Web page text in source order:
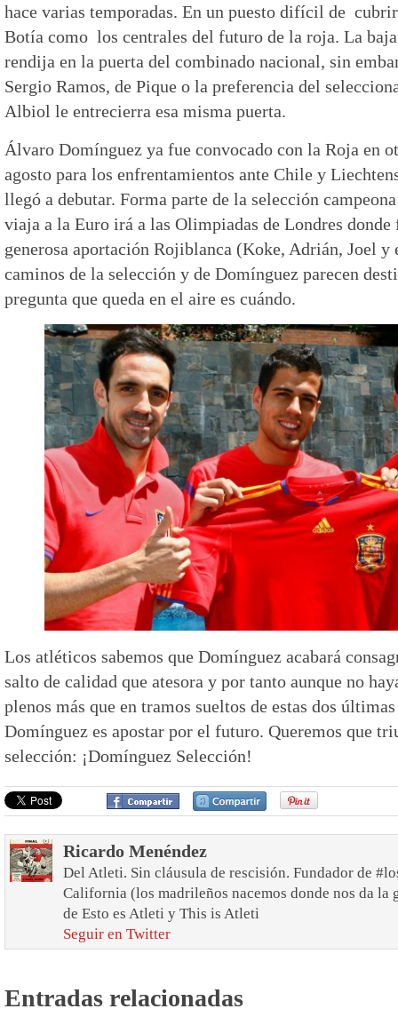
hace varias temporadas. En un puesto difícil de
Botía como los centrales del futuro de la roja. La
rendija en la puerta del combinado nacional, sin
Sergio Ramos, de Pique o la preferencia del
Albiol le entrecierra esa misma puerta.
Álvaro Domínguez ya fue convocado con la Roja en
agosto para los enfrentamientos ante Chile y
llegó a debutar. Forma parte de la selección
viaja a la Euro irá a las Olimpiadas de Londres donde
generosa aportación Rojiblanca (Koke, Adrián, Joel
caminos de la selección y de Domínguez parecen
pregunta que queda en el aire es cuándo.
Los atléticos sabemos que Domínguez acabará
salto de calidad que atesora y por tanto aunque no
plenos más que en tramos sueltos de estas dos
Domínguez es apostar por el futuro. Queremos que
selección: ¡Domínguez Selección!
Ricardo Menéndez
Del Atleti. Sin cláusula de rescisión. Fundador de
California (los madrileños nacemos donde nos da la
de Esto es Atleti y This is Atleti
Seguir en Twitter
Entradas relacionadas